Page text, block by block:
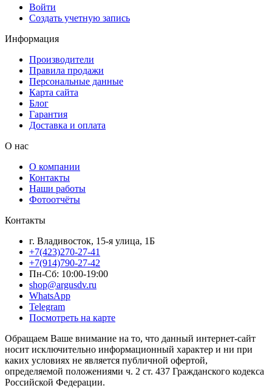
Войти
Создать учетную запись
Информация
Производители
Правила продажи
Персональные данные
Карта сайта
Блог
Гарантия
Доставка и оплата
О нас
О компании
Контакты
Наши работы
Фотоотчёты
Контакты
г. Владивосток, 15-я улица, 1Б
+7(423)270-27-41
+7(914)790-27-42
Пн-Сб: 10:00-19:00
shop@argusdv.ru
WhatsApp
Telegram
Посмотреть на карте
Обращаем Ваше внимание на то, что данный интернет-сайт
носит исключительно информационный характер и ни при
каких условиях не является публичной офертой,
определяемой положениями ч. 2 ст. 437 Гражданского кодекса
Российской Федерации.